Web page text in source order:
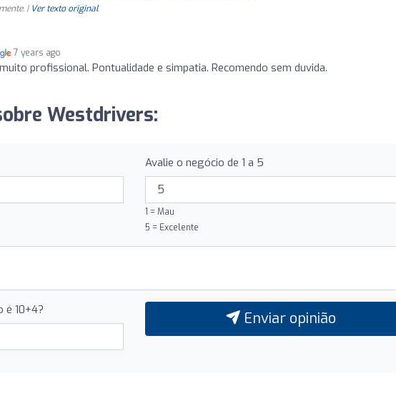
| Ver texto original
7 years ago
profissional. Pontualidade e simpatia. Recomendo sem duvida.
Westdrivers:
Avalie o negócio de 1 a 5
1 = Mau
5 = Excelente
é 10+4? Enviar opinião